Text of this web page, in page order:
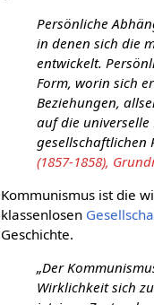
Persönliche
in denen sich die
entwickelt.
Form, worin sich
Beziehungen,
auf die
gesellschaftlichen
(1857-1858),
Kommunismus ist die
klassenlosen
Geschichte.
„Der
Wirklichkeit sich